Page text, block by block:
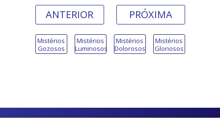
ANTERIOR PRÓXIMA
Mistérios
Gozosos
Mistérios
Luminosos
Mistérios
Dolorosos
Mistérios
Gloriosos